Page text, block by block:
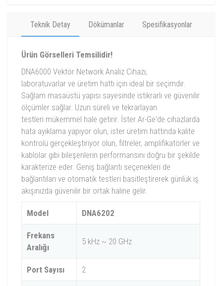
Teknik Detay Dökümanlar Spesifikasyonlar
Ürün Görselleri Temsilidir!
DNA6000 Vektör Network Analiz Cihazı,
laboratuvarlar ve üretim hattı için ideal bir seçimdir.
Sağlam masaüstü yapısı sayesinde istikrarlı ve güvenilir
ölçümler sağlar. Uzun süreli ve tekrarlayan
testleri mükemmel hale getirir. İster Ar-Ge'de cihazlarda
hata ayıklama yapıyor olun, ister üretim hattında kalite
kontrolü gerçekleştiriyor olun, filtreler, amplifikatörler ve
kablolar gibi bileşenlerin performansını doğru bir şekilde
karakterize eder. Geniş bağlantı seçenekleri de
bağlantıları ve otomatik testleri basitleştirerek günlük iş
akışınızda güvenilir bir ortak haline gelir.
Model DNA6202
Frekans
Aralığı
5 kHz ~ 20 GHz
Port Sayısı 2